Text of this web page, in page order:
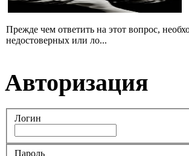
Прежде чем ответить на этот вопрос,
недостоверных или ло...
Авторизация
Логин
Пароль